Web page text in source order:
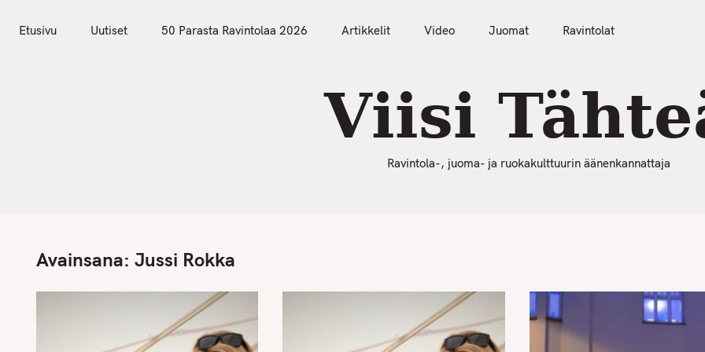
Etusivu Uutiset 50 Parasta Ravintolaa 2026 Artikkelit Video Juomat Ravintolat
Viisi
Ravintola-, juoma- ja ruokakulttuurin äänenkannattaja
Avainsana: Jussi Rokka